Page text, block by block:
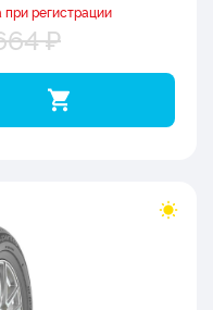
при регистрации
₽